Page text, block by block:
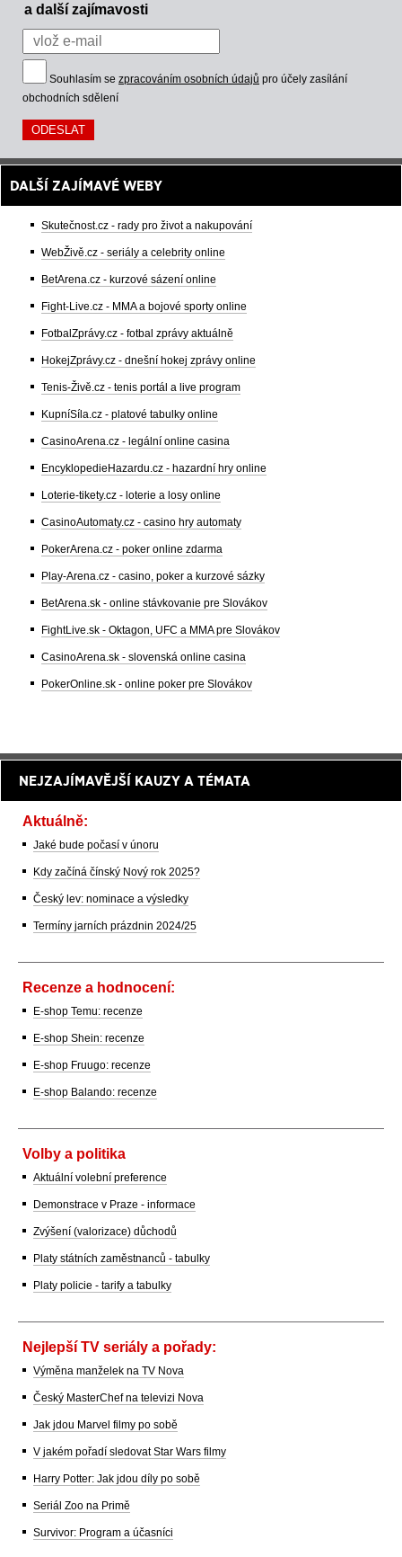
a další zajímavosti
Souhlasím se zpracováním osobních údajů pro účely zasílání
obchodních sdělení
DALŠÍ ZAJÍMAVÉ WEBY
Skutečnost.cz - rady pro život a nakupování
WebŽivě.cz - seriály a celebrity online
BetArena.cz - kurzové sázení online
Fight-Live.cz - MMA a bojové sporty online
FotbalZprávy.cz - fotbal zprávy aktuálně
HokejZprávy.cz - dnešní hokej zprávy online
Tenis-Živě.cz - tenis portál a live program
KupníSíla.cz - platové tabulky online
CasinoArena.cz - legální online casina
EncyklopedieHazardu.cz - hazardní hry online
Loterie-tikety.cz - loterie a losy online
CasinoAutomaty.cz - casino hry automaty
PokerArena.cz - poker online zdarma
Play-Arena.cz - casino, poker a kurzové sázky
BetArena.sk - online stávkovanie pre Slovákov
FightLive.sk - Oktagon, UFC a MMA pre Slovákov
CasinoArena.sk - slovenská online casina
PokerOnline.sk - online poker pre Slovákov
NEJZAJÍMAVĚJŠÍ KAUZY A TÉMATA
Aktuálně:
Jaké bude počasí v únoru
Kdy začíná čínský Nový rok 2025?
Český lev: nominace a výsledky
Termíny jarních prázdnin 2024/25
Recenze a hodnocení:
E-shop Temu: recenze
E-shop Shein: recenze
E-shop Fruugo: recenze
E-shop Balando: recenze
Volby a politika
Aktuální volební preference
Demonstrace v Praze - informace
Zvýšení (valorizace) důchodů
Platy státních zaměstnanců - tabulky
Platy policie - tarify a tabulky
Nejlepší TV seriály a pořady:
Výměna manželek na TV Nova
Český MasterChef na televizi Nova
Jak jdou Marvel filmy po sobě
V jakém pořadí sledovat Star Wars filmy
Harry Potter: Jak jdou díly po sobě
Seriál Zoo na Primě
Survivor: Program a účasníci